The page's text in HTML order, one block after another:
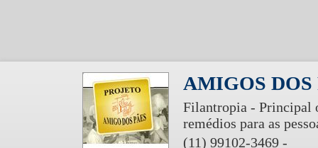
AMIGOS DOS
Filantropia - Principal
remédios para as
(11) 99102-3469 -